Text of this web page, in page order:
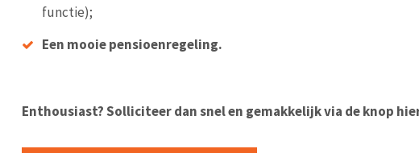
functie);
Een mooie pensioenregeling.
Enthousiast? Solliciteer dan snel en gemakkelijk via de knop